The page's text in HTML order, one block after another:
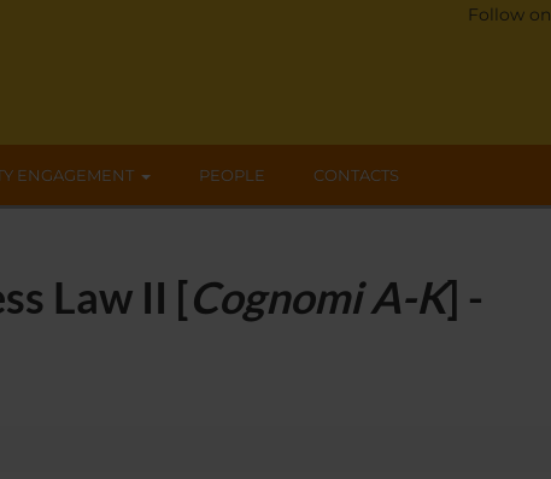
Follow on
ENGAGEMENT PEOPLE CONTACTS
Law II [Cognomi A-K] -